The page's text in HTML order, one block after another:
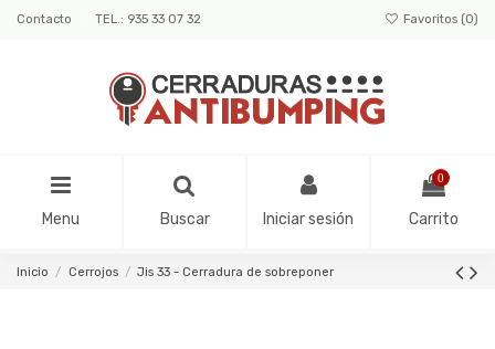
Contacto TEL.: 935 33 07 32 Favoritos (0)
Menu Buscar Iniciar sesión
0
Carrito
Inicio Cerrojos Jis 33 - Cerradura de sobreponer